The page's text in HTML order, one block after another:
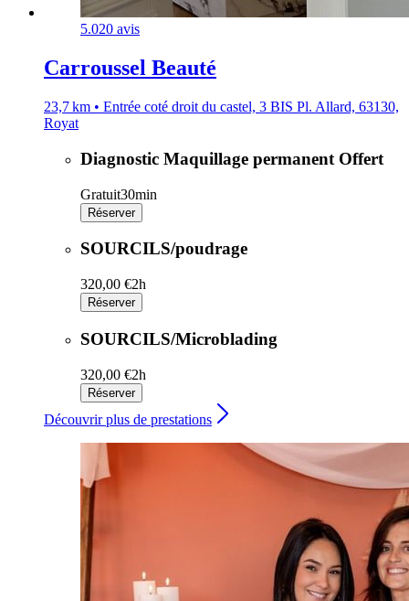
5.020 avis
Carroussel Beauté
23,7 km • Entrée coté droit du castel, 3 BIS Pl. Allard, 63130,
Royat
Diagnostic Maquillage permanent Offert
Gratuit30min
Réserver
SOURCILS/poudrage
320,00 €2h
Réserver
SOURCILS/Microblading
320,00 €2h
Réserver
Découvrir plus de prestations